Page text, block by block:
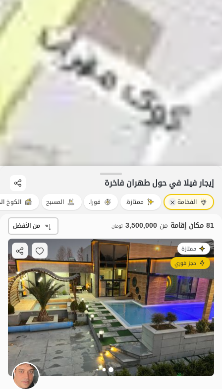
إيجار فيلا في حول طهران فاخرة
الفخامة ممتازة. فورا. المسبح الكوخ
81 مكان إقامة من 3,500,000 تومان من الأفضل
ممتازة
حجز فوري